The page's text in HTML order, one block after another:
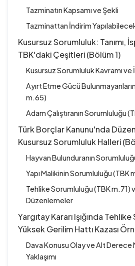
Tazminatın Kapsamı ve Şekli
Tazminattan İndirim
Kusursuz Sorumluluk: Tanımı,
TBK'daki Çeşitleri (Bölüm 1)
Kusursuz Sorumluluk Kavramı
Ayırt Etme Gücü
m.65)
Adam Çalıştıranın Sorumluluğu
Türk Borçlar Kanunu'nda
Kusursuz Sorumluluk Halleri
Hayvan Bulunduranın
Yapı Malikinin Sorumluluğu (TBK
Tehlike Sorumluluğu (TBK m.71)
Düzenlemeler
Yargıtay Kararı Işığında
Yüksek Gerilim Hattı Kazası
Dava Konusu Olay ve Alt Derece
Yaklaşımı